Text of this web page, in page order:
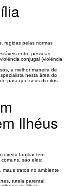
regidas pelas normas
entre pessoas.
conjugal (violência
a melhor maneira de
nesta área do
para que seus direitos
Ilhéus
direito familiar tem
são eles:
maus tratos no ambiente
tutela parental,